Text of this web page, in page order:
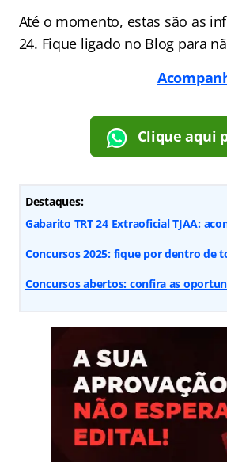
Até o momento, estas são as
24. Fique ligado no Blog para
Clique aqui
Destaques:
Gabarito TRT 24 Extraoficial TJAA:
Concursos 2025: fique por dentro de
Concursos abertos: confira as